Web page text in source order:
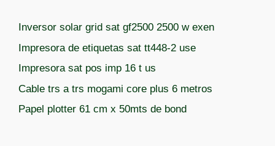
Inversor solar grid sat gf2500 2500 w exen
Impresora de etiquetas sat tt448-2 use
Impresora sat pos imp 16 t us
Cable trs a trs mogami core plus 6 metros
Papel plotter 61 cm x 50mts de bond